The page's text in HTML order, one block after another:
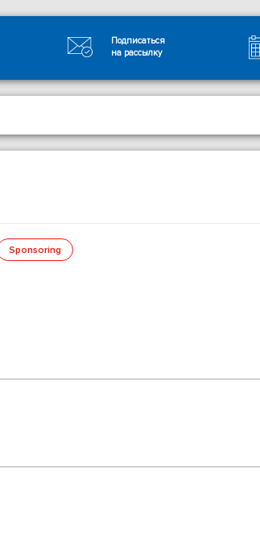
Подписаться
на рассылку
Sponsoring